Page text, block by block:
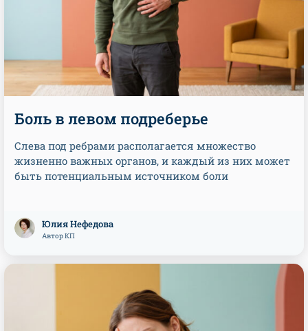
Боль в левом подреберье
Слева под ребрами располагается множество
жизненно важных органов, и каждый из них может
быть потенциальным источником боли
Юлия Нефедова
Автор КП